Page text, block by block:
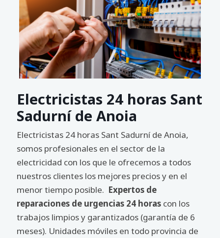
Electricistas 24 horas Sant
Sadurní de Anoia
Electricistas 24 horas Sant Sadurní de Anoia,
somos profesionales en el sector de la
electricidad con los que le ofrecemos a todos
nuestros clientes los mejores precios y en el
menor tiempo posible. Expertos de
reparaciones de urgencias 24 horas con los
trabajos limpios y garantizados (garantía de 6
meses). Unidades móviles en todo provincia de